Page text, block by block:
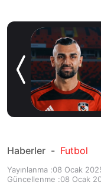
Haberler - Futbol
Yayınlanma :08 Ocak
Güncellenme :08 Ocak